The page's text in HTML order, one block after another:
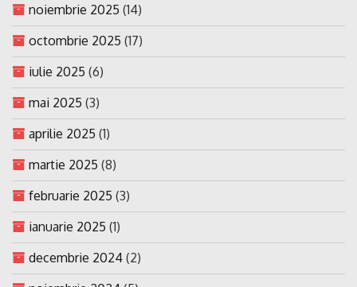
noiembrie 2025 (14)
octombrie 2025 (17)
iulie 2025 (6)
mai 2025 (3)
aprilie 2025 (1)
martie 2025 (8)
februarie 2025 (3)
ianuarie 2025 (1)
decembrie 2024 (2)